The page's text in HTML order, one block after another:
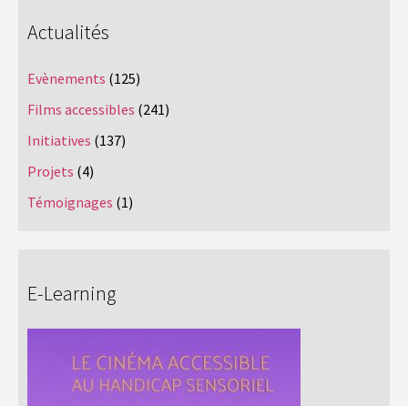
Actualités
Evènements (125)
Films accessibles (241)
Initiatives (137)
Projets (4)
Témoignages (1)
E-Learning